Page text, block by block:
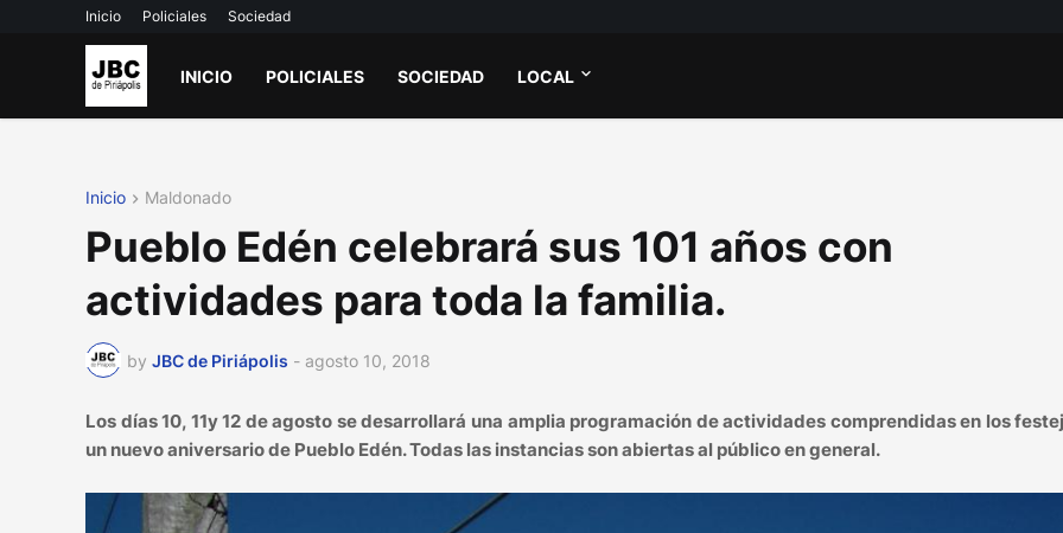
Inicio Policiales Sociedad
INICIO POLICIALES SOCIEDAD LOCAL
Inicio Maldonado
Pueblo Edén celebrará sus 101 años con
actividades para toda la familia.
by JBC de Piriápolis - agosto 10, 2018
Los días 10, 11y 12 de agosto se desarrollará una amplia programación de actividades comprendidas en los
un nuevo aniversario de Pueblo Edén. Todas las instancias son abiertas al público en general.